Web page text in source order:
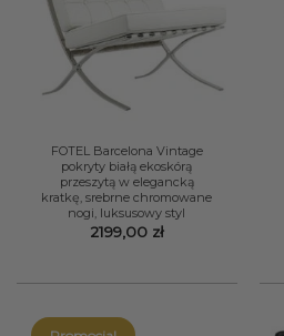
FOTEL Barcelona Vintage
pokryty białą ekoskórą
przeszytą w elegancką
kratkę, srebrne chromowane
nogi, luksusowy styl
2199,00 zł